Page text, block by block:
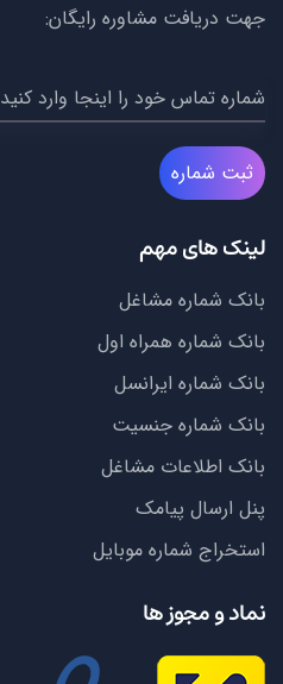
جهت دریافت مشاوره رایگان:
شماره تماس خود را اینجا وارد کنید
ثبت شماره
لینک های مهم
بانک شماره مشاغل
بانک شماره همراه اول
بانک شماره ایرانسل
بانک شماره جنسیت
بانک اطلاعات مشاغل
پنل ارسال پیامک
استخراج شماره موبایل
نماد و مجوز ها